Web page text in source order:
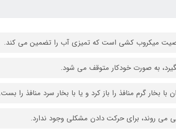
میکروب کشی است که تمیزی آب را تضمین می کند.
به صورت خودکار متوقف می شود.
بخار گرم منافذ را باز کرد و یا با بخار سرد منافذ را بست.
روند، برای حرکت دادن مشکلی وجود ندارد.